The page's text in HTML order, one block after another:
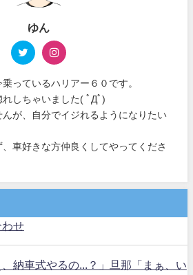
ゆん
っているハリアー６０です。
しちゃいました( ﾟДﾟ)
が、自分でイジれるようになりたい
、車好きな方仲良くしてやってくださ
わせ
納車式やるの...？」旦那「まぁ、い